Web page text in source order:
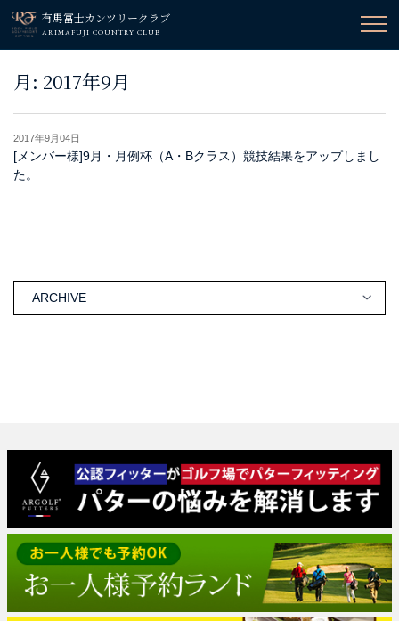
有馬冨士カンツリークラブ
ARIMAFUJI COUNTRY CLUB
月: 2017年9月
2017年9月04日
[メンバー様]9月・月例杯（A・Bクラス）競技結果をアップしまし
た。
ARCHIVE